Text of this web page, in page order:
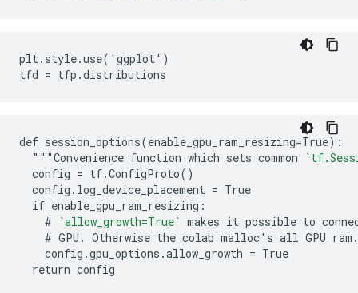
plt.style.use('ggplot')
def session_options(enable_gpu_ram_resizing=True):
  """Convenience function which sets common
  config = tf.ConfigProto()
  config.log_device_placement = True
  if enable_gpu_ram_resizing:
    #
`allow_growth=True` makes it possible to
    # GPU. Otherwise the colab malloc's all GPU ram.
    config.gpu_options.allow_growth = True
  return config